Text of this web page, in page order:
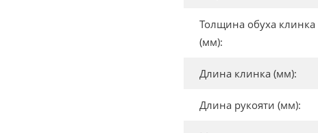
Толщина обуха клинка
(мм):
Длина клинка (мм):
Длина рукояти (мм):